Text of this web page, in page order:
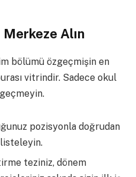
Alın
bölümü özgeçmişin en
vitrindir. Sadece okul
geçmeyin.
pozisyonla doğrudan
teziniz, dönem